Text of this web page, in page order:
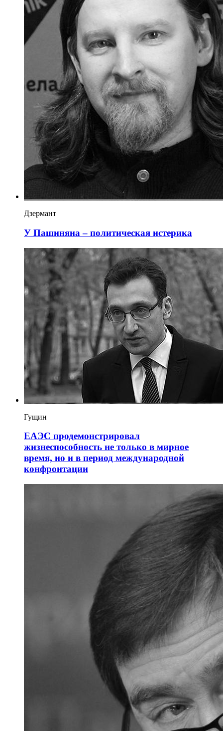
Дзермант
У Пашиняна – политическая истерика
Гущин
ЕАЭС продемонстрировал
жизнеспособность не только в мирное
время, но и в период международной
конфронтации